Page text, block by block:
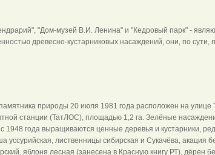
"Дом-музей В.И. Ленина" и "Кедровый парк" -
древесно-кустарниковых насаждений, они, по сути,
природы 20 июля 1981 года расположен на улице
станции (ТатЛОС), площадью 1,2 га. Зелёные
1948 года выращиваются ценные деревья и кустарники,
уссурийская, лиственницы сибирская и Сукачёва, акация
яблоня лесная (занесена в Красную книгу РТ), дёрен